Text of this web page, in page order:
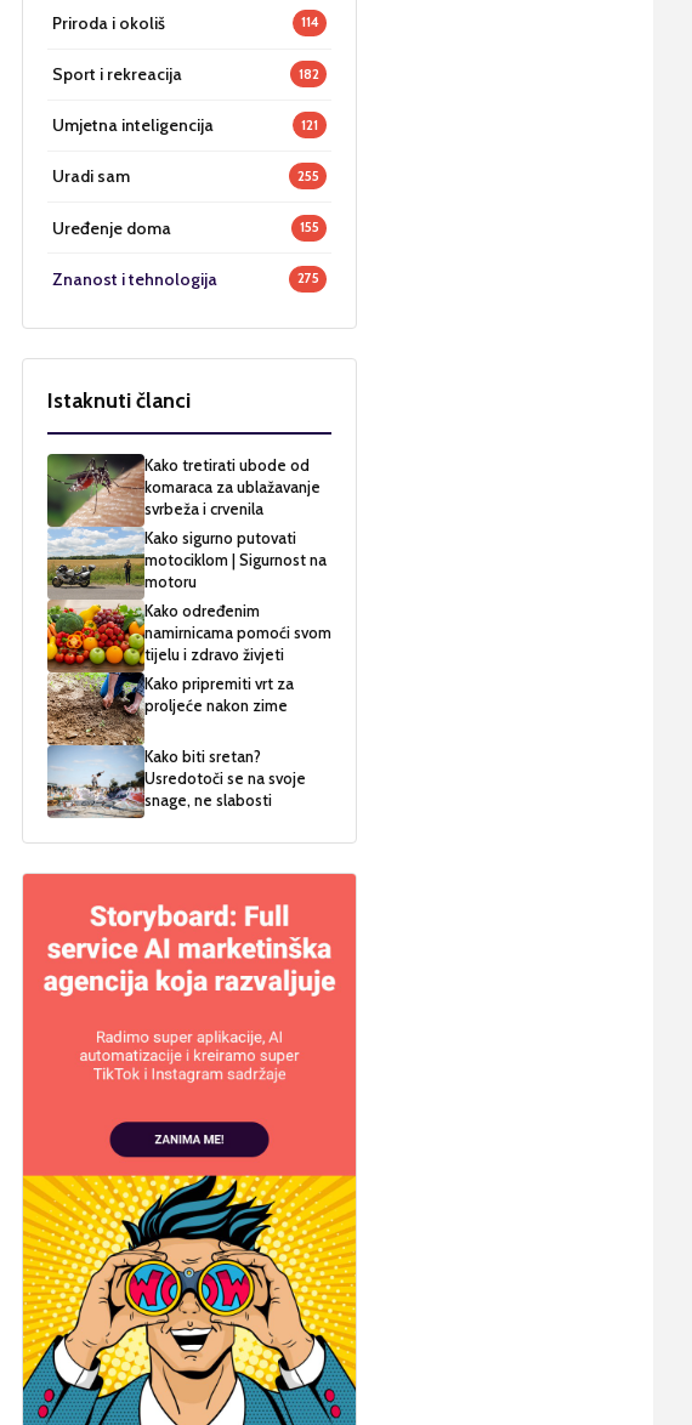
Priroda i okoliš 114
Sport i rekreacija 182
Umjetna inteligencija 121
Uradi sam 255
Uređenje doma 155
Znanost i tehnologija 275
Istaknuti članci
Kako tretirati ubode od
komaraca za ublažavanje
svrbeža i crvenila
Kako sigurno putovati
motociklom | Sigurnost na
motoru
Kako određenim
namirnicama pomoći svom
tijelu i zdravo živjeti
Kako pripremiti vrt za
proljeće nakon zime
Kako biti sretan?
Usredotoči se na svoje
snage, ne slabosti